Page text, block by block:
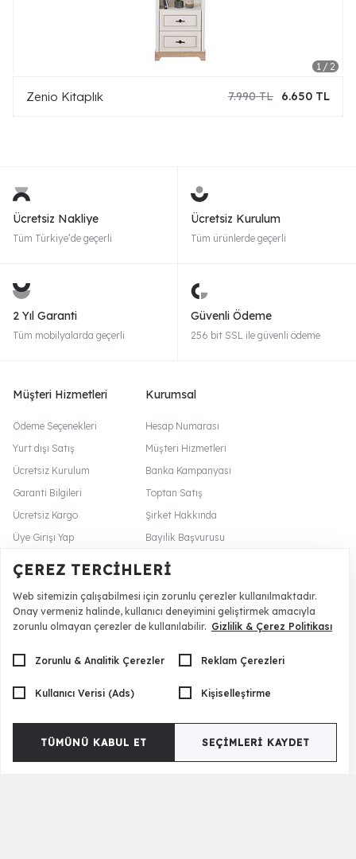
Zenio Kitaplık 6.650 TL
7.990 TL
Ücretsiz Nakliye
Tüm Türkiye’de geçerli
Ücretsiz Kurulum
Tüm ürünlerde geçerli
2 Yıl Garanti
Tüm mobilyalarda geçerli
Güvenli Ödeme
256 bit SSL ile güvenli ödeme
Müşteri Hizmetleri
Ödeme Seçenekleri
Yurt dışı Satış
Ücretsiz Kurulum
Garanti Bilgileri
Ücretsiz Kargo
Üye Girişi Yap
Mimari Hizmet
İade Politikası
Kurumsal
Hesap Numarası
Müşteri Hizmetleri
Banka Kampanyası
Toptan Satış
Şirket Hakkında
Bayilik Başvurusu
Yıldızlı Fırsatlar
Global Site
Blog Sayfa
İletişim
0532 565 91 73
ÇEREZ TERCIHLERI
Web sitemizin çalışabilmesi için zorunlu çerezler kullanılmaktadır.
Onay vermeniz halinde, kullanıcı deneyimini geliştirmek amacıyla
zorunlu olmayan çerezler de kullanılabilir. Gizlilik & Çerez Politikası
Zorunlu & Analitik Çerezler Reklam Çerezleri
Kullanıcı Verisi (Ads) Kişiselleştirme
TÜMÜNÜ KABUL ET SEÇIMLERI KAYDET